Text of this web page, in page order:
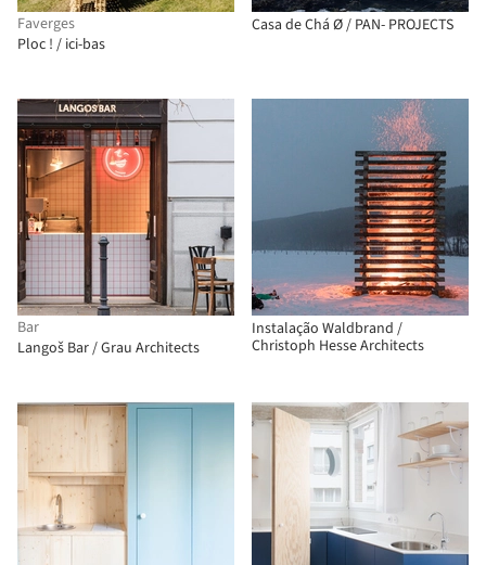
Faverges
Ploc ! / ici-bas
Casa de Chá Ø / PAN- PROJECTS
Bar
Langoš Bar / Grau Architects
Instalação Waldbrand /
Christoph Hesse Architects